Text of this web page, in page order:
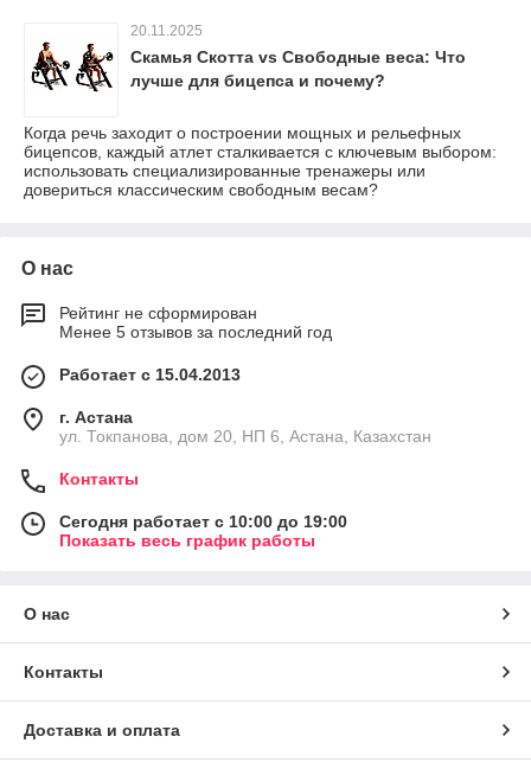
20.11.2025
Скамья Скотта vs Свободные веса: Что
лучше для бицепса и почему?
Когда речь заходит о построении мощных и рельефных
бицепсов, каждый атлет сталкивается с ключевым выбором:
использовать специализированные тренажеры или
довериться классическим свободным весам?
О нас
Рейтинг не сформирован
Менее 5 отзывов за последний год
Работает с 15.04.2013
г. Астана
ул. Токпанова, дом 20, НП 6, Астана, Казахстан
Контакты
Сегодня работает с 10:00 до 19:00
Показать весь график работы
О нас
Контакты
Доставка и оплата